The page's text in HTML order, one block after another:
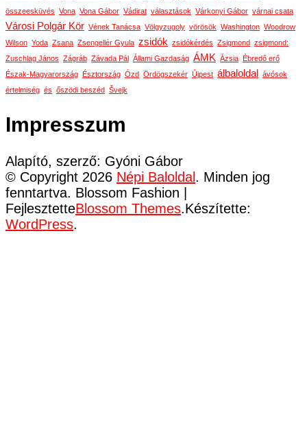
összeesküvés Vona Vona Gábor Vádirat választások Várkonyi Gábor várnai csata
Városi Polgár Kör Vének Tanácsa Völgyzugoly vörösök Washington Woodrow
Wilson Yoda Zsana Zsengellér Gyula zsidók zsidókérdés Zsigmond zsigmond:
Zuschlag János Zágráb Závada Pál Állami Gazdaság ÁMK Ázsia Ébredő erő
Észak-Magyarország Észtország Ózd Ördögszekér Újpest álbaloldal
ávósok
értelmiség és őszödi beszéd Švejk
Impresszum
Alapító, szerző: Gyóni Gábor
© Copyright 2026 Népi Baloldal. Minden jog
fenntartva. Blossom Fashion |
FejlesztetteBlossom Themes.Készítette:
WordPress.